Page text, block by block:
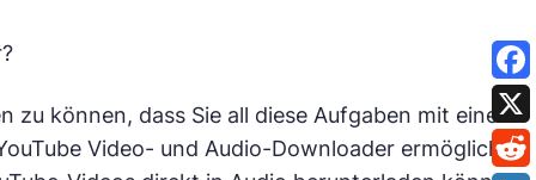
zu können, dass Sie all diese Aufgaben mit einem
Video- und Audio-Downloader ermöglicht